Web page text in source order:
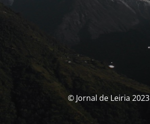
© Jornal de Leiria 2023